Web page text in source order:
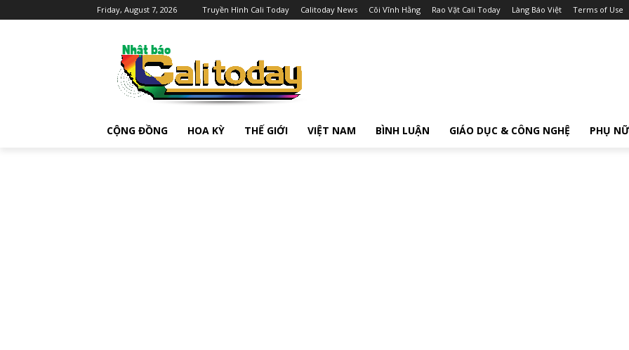
Friday, August 7, 2026 Truyền Hình Cali Today Calitoday News Cõi Vĩnh Hằng Rao Vặt Cali Today Làng Báo Việt Terms of Use
CỘNG ĐỒNG HOA KỲ THẾ GIỚI VIỆT NAM BÌNH LUẬN GIÁO DỤC & CÔNG NGHỆ PHỤ NỮ